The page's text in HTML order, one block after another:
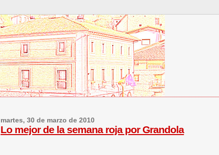
martes, 30 de marzo de 2010
Lo mejor de la semana roja por Grandola